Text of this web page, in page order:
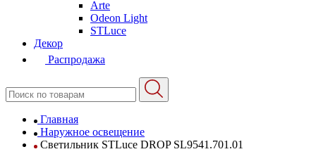
Arte
Odeon Light
STLuce
Декор
Распродажа
Главная
Наружное освещение
Светильник STLuce DROP SL9541.701.01